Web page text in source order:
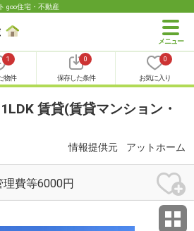
goo住宅・不動産
1
物件
0
保存した条件
0
お気に入り
賃貸(賃貸マンション・
情報提供元 アットホーム
費等6000円